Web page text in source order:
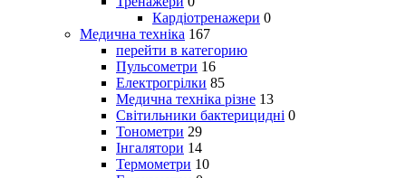
Кардіотренажери 0
Медична техніка 167
перейти в категорию
Пульсометри 16
Електрогрілки 85
Медична техніка різне 13
Світильники бактерицидні 0
Тонометри 29
Інгалятори 14
Термометри 10